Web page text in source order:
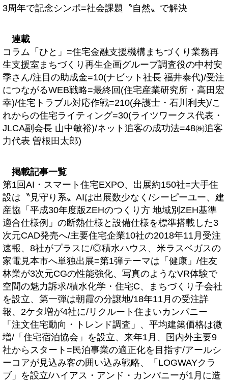
3周年で記念シンポ=社会課題〝自然〟で解決
連載
コラム「ひと」=住宅金融支援機構まちづくり業務再
生支援室まちづくり再生企画グループ調査役の中村安
季さん/注目の助成金=10(ナビット社長 福井泰代)/受注
につながるWEB戦略=最終回(住宅産業研究所・高田宏
幸)/住宅トラブル対応作戦=210(弁護士・石川利夫)/こ
れからの住宅ライティング=30(ライツワークス代表・
JLCA副会長 山中敏裕)/ネット追客の成功法=48㈱追客
力代表 曽根田太郎)
掲載記事一覧
第1回AI・スマート住宅EXPO、出展約150社=大手住
設は〝見守り系〟AIは出展数少なく/シーピーユー、建
産協「平成30年度版ZEHのつくり方 地域別ZEH基準
適合仕様例」の断熱仕様と設備仕様を標準搭載した3
次元CAD発売へ/主要住宅企業10社の2018年11月受注
速報、8社がプラスに/◎積水ハウス、米ラスベガスの
家電見本市へ単独出展=第1弾テーマは「健康」/住友
林業が3次元CGの性能強化、写真のようなVR体験で
空間の魅力訴求/積水化学・住宅C、まちづくり子会社
を設立、第一弾は朝霞の分譲地/18年11月の受注詳
報、2ケタ増が4社に/リクルート住まいカンパニー
「注文住宅動向・トレンド調査」、平均建築価格は微
増/「住宅宿泊協会」を設立、来年1月、国内外主要9
社からスタート=民泊事業の適正化を目指す/アールシ
ーコアが見込み客の囲い込み戦略、「LOGWAYクラ
ブ」を設立/ハイアス・アンド・カンパニーが1月に造